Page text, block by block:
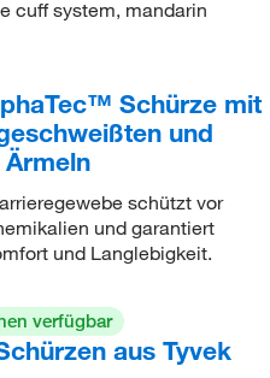
cuff system, mandarin
Schürze mit
und
schützt vor
und garantiert
und Langlebigkeit.
verfügbar
aus Tyvek